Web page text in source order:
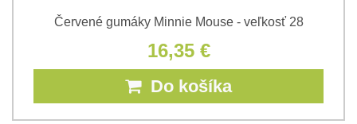
Červené gumáky Minnie Mouse - veľkosť 28
16,35 €
Do košíka